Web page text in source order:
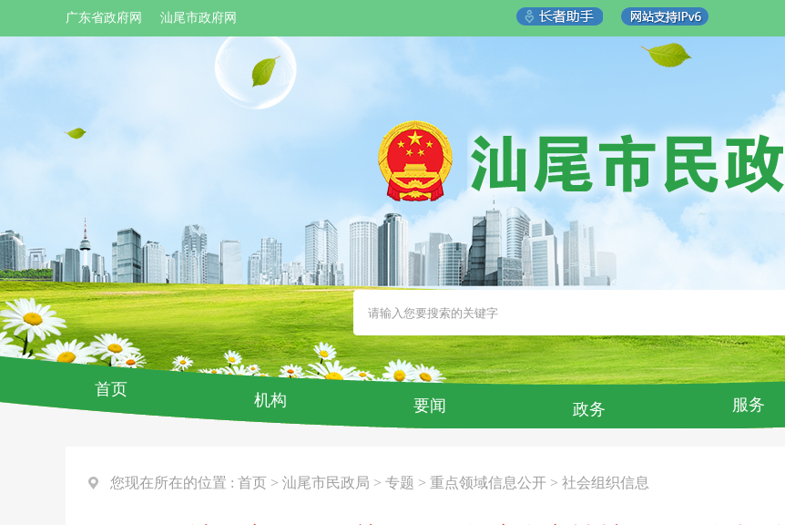
广东省政府网 汕尾市政府网
首页
机构 要闻 政务 服务
您现在所在的位置 : 首页 > 汕尾市民政局 > 专题 > 重点领域信息公开 > 社会组织信息